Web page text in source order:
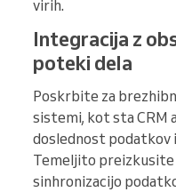
virih.
Integracija z
poteki dela
Poskrbite za
sistemi, kot sta CRM
doslednost podatkov
Temeljito
sinhronizacijo